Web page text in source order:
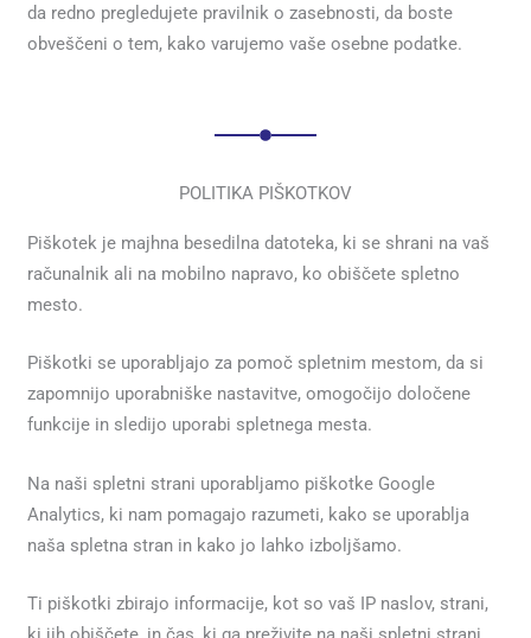
da redno pregledujete pravilnik o zasebnosti, da boste
obveščeni o tem, kako varujemo vaše osebne podatke.
POLITIKA PIŠKOTKOV
Piškotek je majhna besedilna datoteka, ki se shrani na vaš
računalnik ali na mobilno napravo, ko obiščete spletno
mesto.
Piškotki se uporabljajo za pomoč spletnim mestom, da si
zapomnijo uporabniške nastavitve, omogočijo določene
funkcije in sledijo uporabi spletnega mesta.
Na naši spletni strani uporabljamo piškotke Google
Analytics, ki nam pomagajo razumeti, kako se uporablja
naša spletna stran in kako jo lahko izboljšamo.
Ti piškotki zbirajo informacije, kot so vaš IP naslov, strani,